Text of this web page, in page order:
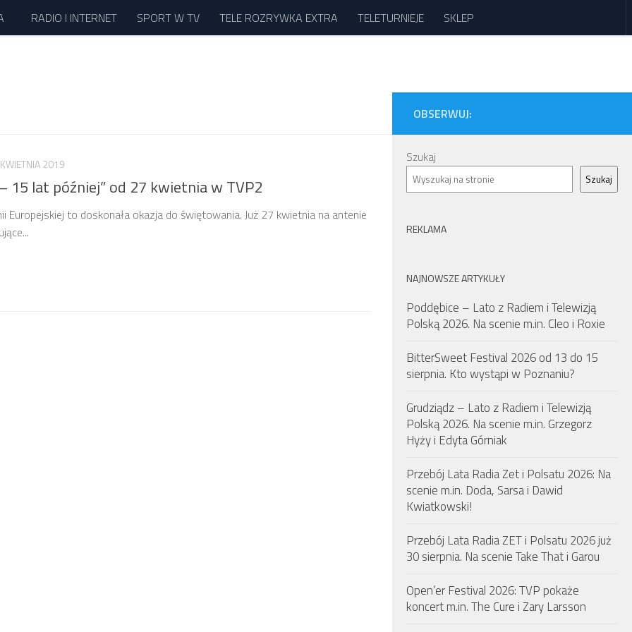
RADIO I INTERNET SPORT W TV TELE ROZRYWKA EXTRA TELETURNIEJE SKLEP
2019
15 lat później” od 27 kwietnia w TVP2
Europejskiej to doskonała okazja do świętowania. Już 27 kwietnia na antenie
OBSERWUJ:
Szukaj
Szukaj
REKLAMA
NAJNOWSZE ARTYKUŁY
Poddębice – Lato z Radiem i Telewizją
Polską 2026. Na scenie m.in. Cleo i Roxie
BitterSweet Festival 2026 od 13 do 15
sierpnia. Kto wystąpi w Poznaniu?
Grudziądz – Lato z Radiem i Telewizją
Polską 2026. Na scenie m.in. Grzegorz
Hyży i Edyta Górniak
Przebój Lata Radia Zet i Polsatu 2026: Na
scenie m.in. Doda, Sarsa i Dawid
Kwiatkowski!
Przebój Lata Radia ZET i Polsatu 2026 już
30 sierpnia. Na scenie Take That i Garou
Open’er Festival 2026: TVP pokaże
koncert m.in. The Cure i Zary Larsson